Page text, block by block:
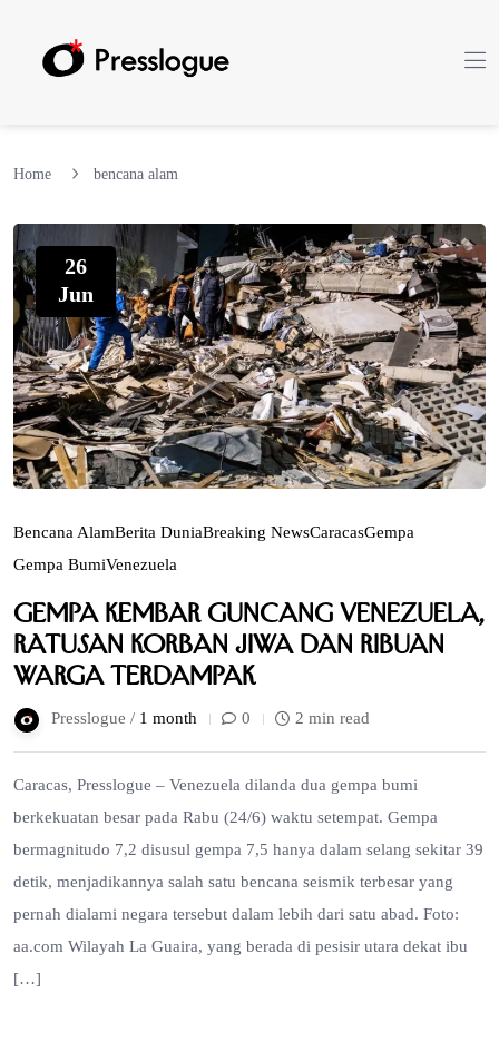
Home bencana alam
26
Jun
Bencana AlamBerita DuniaBreaking NewsCaracasGempa
Gempa BumiVenezuela
Gempa Kembar Guncang Venezuela,
Ratusan Korban Jiwa dan Ribuan
Warga Terdampak
Presslogue / 1 month 0 2 min read
Caracas, Presslogue – Venezuela dilanda dua gempa bumi
berkekuatan besar pada Rabu (24/6) waktu setempat. Gempa
bermagnitudo 7,2 disusul gempa 7,5 hanya dalam selang sekitar 39
detik, menjadikannya salah satu bencana seismik terbesar yang
pernah dialami negara tersebut dalam lebih dari satu abad. Foto:
aa.com Wilayah La Guaira, yang berada di pesisir utara dekat ibu
[…]